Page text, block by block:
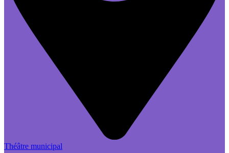
Théâtre municipal